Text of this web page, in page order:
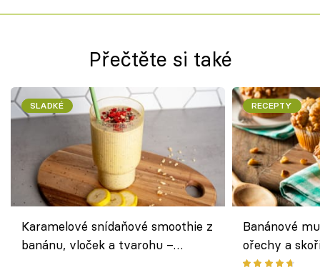
Přečtěte si také
SLADKÉ
Karamelové snídaňové smoothie z
banánu, vloček a tvarohu –
RECEPTY
Banánové
ořechy a